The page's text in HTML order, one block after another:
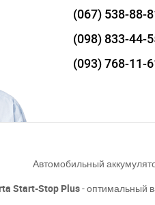
(067) 538-88-
(098) 833-44-
(093)768-11-
Автомобильный
Start-Stop Plus- оптимальный